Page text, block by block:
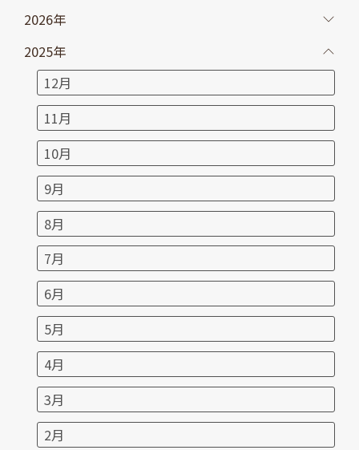
2026年
2025年
12月
11月
10月
9月
8月
7月
6月
5月
4月
3月
2月